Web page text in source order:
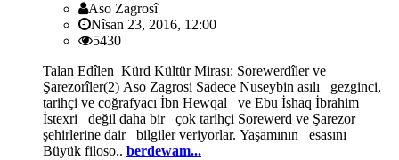
Aso Zagrosî
Nîsan 23, 2016, 12:00
5430
Talan Edîlen Kürd Kültür Mirası: Sorewerdîler ve
Şarezorîler(2) Aso Zagrosi Sadece Nuseybin asılı gezginci,
tarihçi ve coğrafyacı İbn Hewqal ve Ebu İshaq İbrahim
İstexri değil daha bir çok tarihçi Sorewerd ve Şarezor
şehirlerine dair bilgiler veriyorlar. Yaşamının esasını
Büyük filoso.. berdewam...